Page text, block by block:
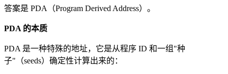
答案是 PDA（Program Derived Address）。
PDA 的本质
PDA 是一种特殊的地址，它是从程序 ID 和一组"种
子"（seeds）确定性计算出来的：